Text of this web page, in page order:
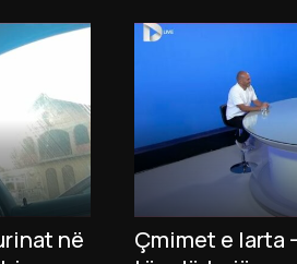
në
Çmimet e larta